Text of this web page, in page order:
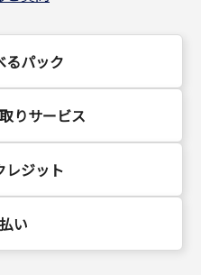
るパック
りサービス
レジット
い